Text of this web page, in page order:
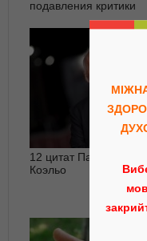
подавления критики
12 цитат Пауло
Коэльо